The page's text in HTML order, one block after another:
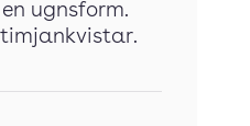
ugnsform.